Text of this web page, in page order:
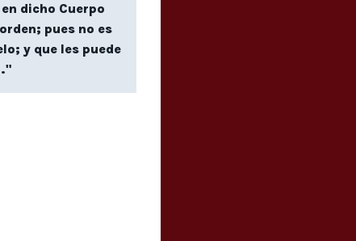
dicho Cuerpo
pues no es
y que les puede